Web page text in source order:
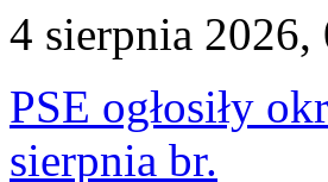
4 sierpnia 2026,
PSE ogłosiły
sierpnia br.